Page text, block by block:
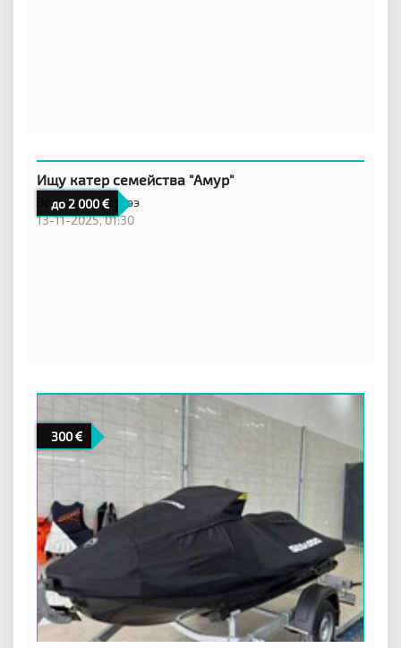
до 2 000
Ищу катер семейства "Амур"
Эстония,Муствээ
13-11-2025, 01:30
300